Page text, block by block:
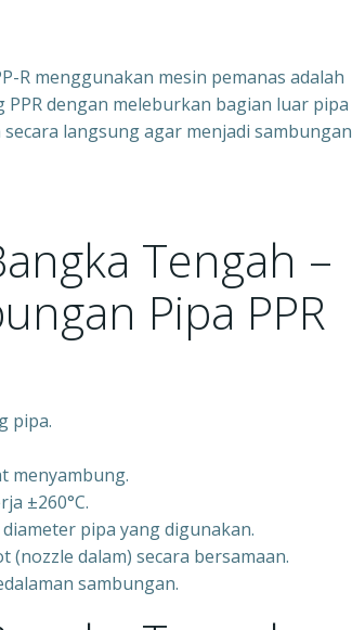
R menggunakan mesin pemanas adalah
dengan meleburkan bagian luar pipa
langsung agar menjadi sambungan
Tengah –
Pipa PPR
pipa.
menyambung.
±260°C.
pipa yang digunakan.
dalam) secara bersamaan.
sambungan.